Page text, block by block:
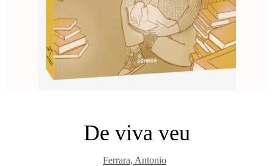
De viva veu
Ferrara, Antonio